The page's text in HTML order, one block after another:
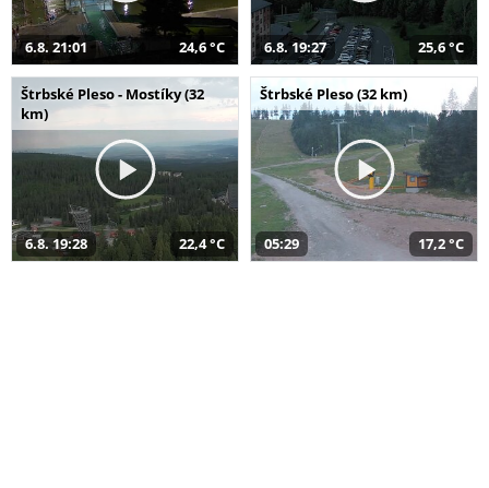
6.8. 21:01 24,6 °C 6.8. 19:27 25,6 °C
Štrbské Pleso - Mostíky (32
km)
6.8. 19:28 22,4 °C
Štrbské Pleso (32 km)
05:29 17,2 °C